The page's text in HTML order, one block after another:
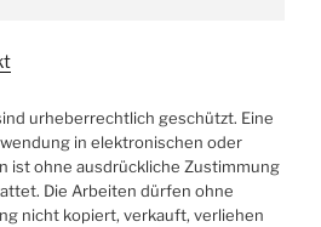
urheberrechtlich geschützt. Eine
in elektronischen oder
ist ohne ausdrückliche Zustimmung
Die Arbeiten dürfen ohne
nicht kopiert, verkauft, verliehen